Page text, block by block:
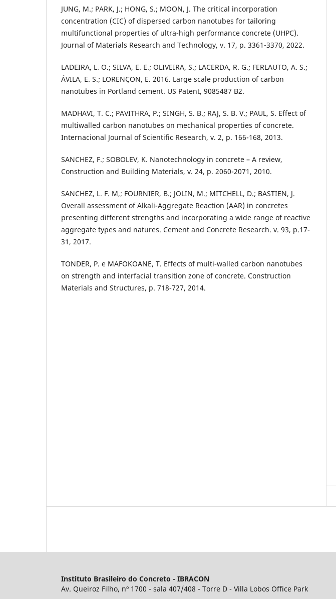
JUNG, M.; PARK, J.; HONG, S.; MOON, J. The critical incorporation
concentration (CIC) of dispersed carbon nanotubes for tailoring
multifunctional properties of ultra-high performance concrete (UHPC).
Journal of Materials Research and Technology, v. 17, p. 3361-3370, 2022.
LADEIRA, L. O.; SILVA, E. E.; OLIVEIRA, S.; LACERDA, R. G.; FERLAUTO, A. S.;
ÁVILA, E. S.; LORENÇON, E. 2016. Large scale production of carbon
nanotubes in Portland cement. US Patent, 9085487 B2.
MADHAVI, T. C.; PAVITHRA, P.; SINGH, S. B.; RAJ, S. B. V.; PAUL, S. Effect of
multiwalled carbon nanotubes on mechanical properties of concrete.
Internacional Journal of Scientific Research, v. 2, p. 166-168, 2013.
SANCHEZ, F.; SOBOLEV, K. Nanotechnology in concrete – A review,
Construction and Building Materials, v. 24, p. 2060-2071, 2010.
SANCHEZ, L. F. M,; FOURNIER, B.; JOLIN, M.; MITCHELL, D.; BASTIEN, J.
Overall assessment of Alkali-Aggregate Reaction (AAR) in concretes
presenting different strengths and incorporating a wide range of reactive
aggregate types and natures. Cement and Concrete Research. v. 93, p.17-
31, 2017.
TONDER, P. e MAFOKOANE, T. Effects of multi-walled carbon nanotubes
on strength and interfacial transition zone of concrete. Construction
Materials and Structures, p. 718-727, 2014.
Instituto Brasileiro do Concreto - IBRACON
Av. Queiroz Filho, nº 1700 - sala 407/408 - Torre D - Villa Lobos Office Park